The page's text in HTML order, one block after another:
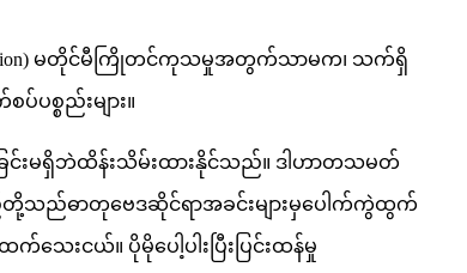
မတိုင်မီကြိုတင်ကုသမှုအတွက်သာမက၊ သက်ရှိ
စ္စည်းများ။
ခြင်းမရှိဘဲထိန်းသိမ်းထားနိုင်သည်။ ဒါဟာတသမတ်
သည်တို့သည်ဓာတုဗေဒဆိုင်ရာအခင်းများမှပေါက်ကွဲထွက်
ေးငယ်။ ပိုမိုပေါ့ပါးပြီးပြင်းထန်မှု